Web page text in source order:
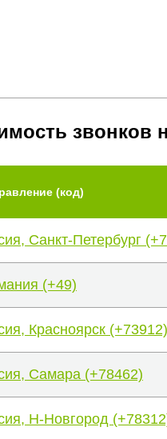
звонков
(код)
Санкт-Петербург
(+49)
Красноярск (+73912)
Самара (+78462)
Н-Новгород